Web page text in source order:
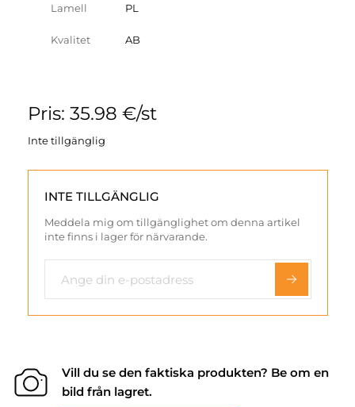
Lamell PL
Kvalitet AB
Pris: 35.98 €/st
Inte tillgänglig
INTE TILLGÄNGLIG
Meddela mig om tillgänglighet om denna artikel
inte finns i lager för närvarande.
Vill du se den faktiska produkten? Be om en
bild från lagret.